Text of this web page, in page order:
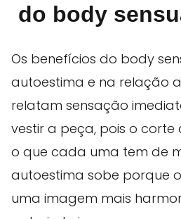
do body
Os benefícios do body
autoestima e na relação a
relatam sensação
vestir a peça, pois o
o que cada uma tem de
autoestima sobe porque
uma imagem mais